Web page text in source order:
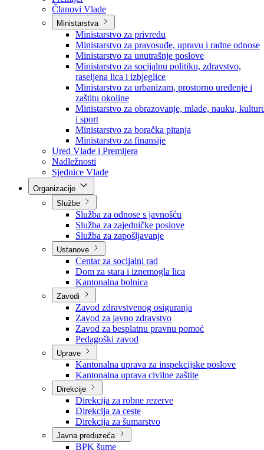
Vlada
Vlada BPK Goražde
Premijer
Članovi Vlade
Ministarstva
Ministarstvo za privredu
Ministarstvo za pravosuđe, upravu i radne odnose
Ministarstvo za unutrašnje poslove
Ministarstvo za socijalnu politiku, zdravstvo,
raseljena lica i izbjeglice
Ministarstvo za urbanizam, prostorno uređenje i
zaštitu okoline
Ministarstvo za obrazovanje, mlade, nauku,
i sport
Ministarstvo za boračka pitanja
Ministarstvo za finansije
Ured Vlade i Premijera
Nadležnosti
Sjednice Vlade
Službe
Služba za odnose s javnošću
Služba za zajedničke poslove
Služba za zapošljavanje
Ustanove
Centar za socijalni rad
Dom za stara i iznemogla lica
Kantonalna bolnica
Zavodi
Zavod zdravstvenog osiguranja
Zavod za javno zdravstvo
Zavod za besplatnu pravnu pomoć
Pedagoški zavod
Uprave
Kantonalna uprava za inspekcijske poslove
Kantonalna uprava civilne zaštite
Direkcije
Direkcija za robne rezerve
Direkcija za ceste